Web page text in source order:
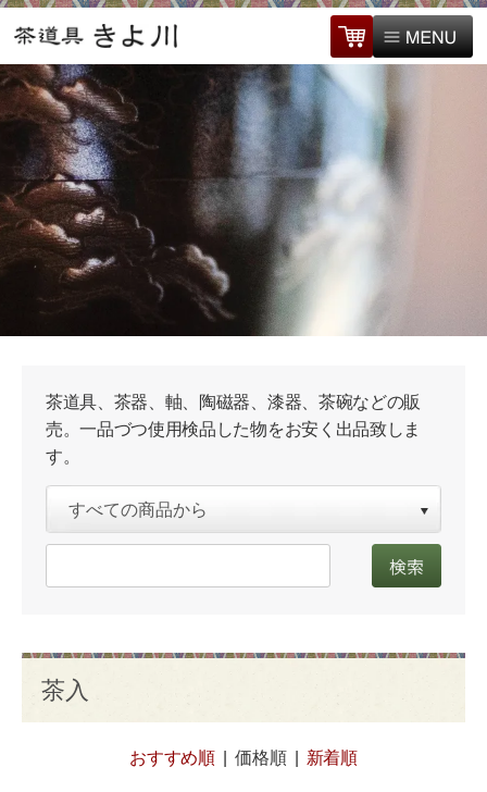
茶道具、茶器、軸、陶磁器、漆器、茶碗などの販
売。一品づつ使用検品した物をお安く出品致しま
す。
茶入
おすすめ順|価格順| 新着順